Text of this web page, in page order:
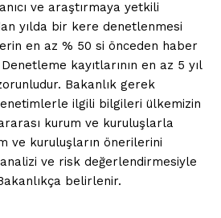
ve araştırmaya yetkili
yılda bir kere denetlenmesi
en az % 50 si önceden haber
kayıtlarının en az 5 yıl
Bakanlık gerek
ilgili bilgileri ülkemizin
kurum ve kuruluşlarla
ve kuruluşların önerilerini
ve risk değerlendirmesiyle
belirlenir.